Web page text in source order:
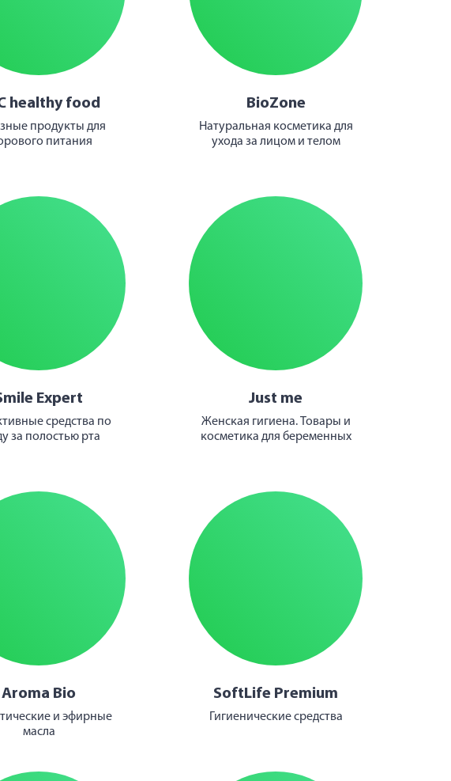
healthy food
продукты для
питания
BioZone
Натуральная косметика для
ухода за лицом и телом
Expert
средства по
за полостью рта
Just me
Женская гигиена. Товары и
косметика для беременных
Aroma Bio
и эфирные
масла
SoftLife Premium
Гигиенические средства